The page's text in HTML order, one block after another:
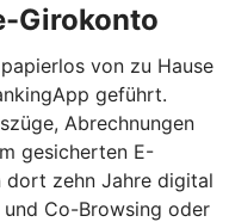
Girokonto
von zu Hause
geführt.
Abrechnungen
gesicherten E-
dort zehn Jahre digital
Co-Browsing oder